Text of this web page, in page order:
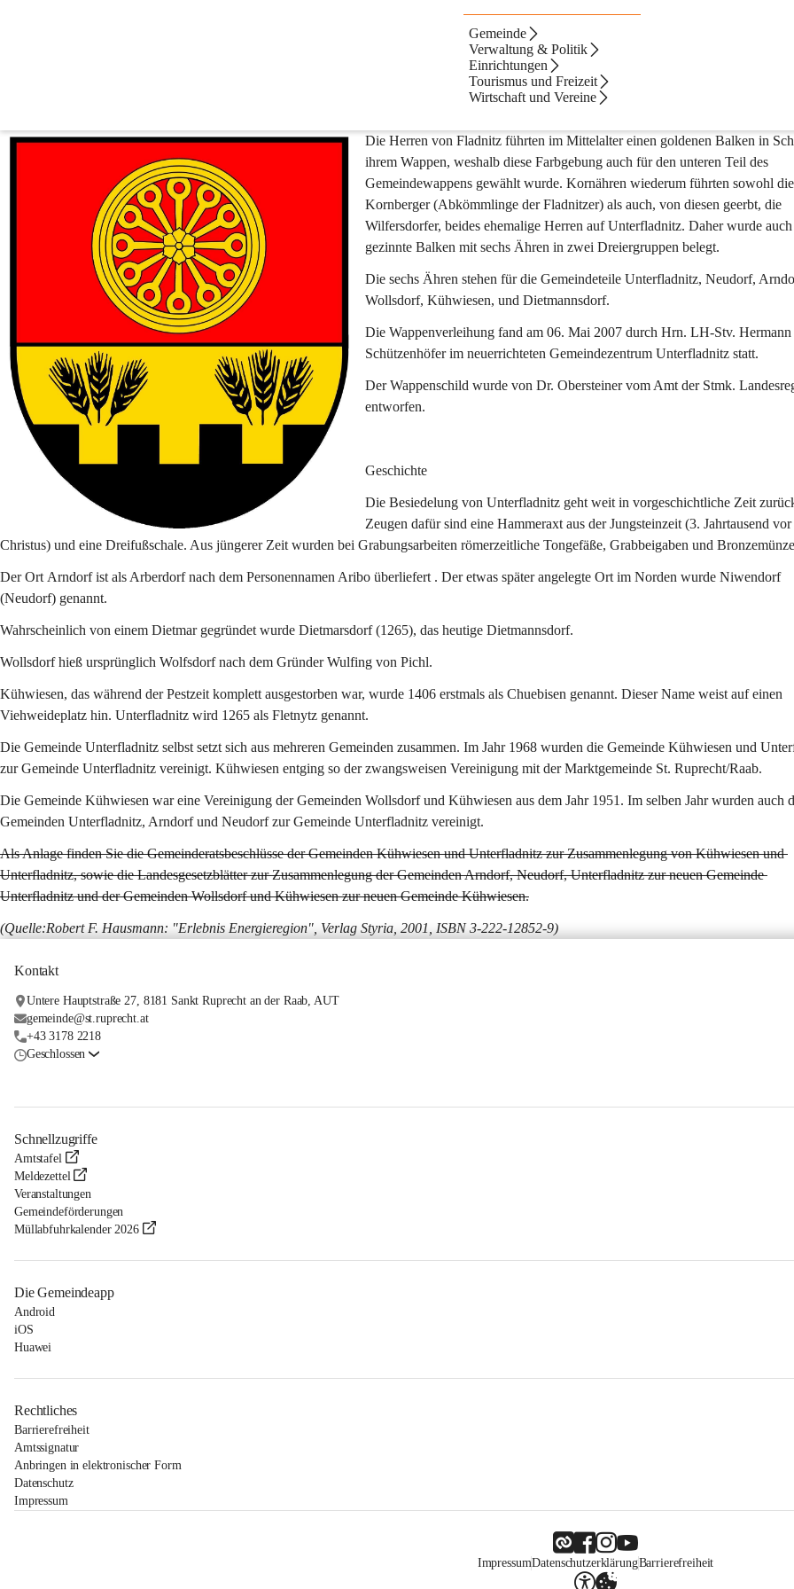
Gemeinde
Verwaltung & Politik
Einrichtungen
Tourismus und Freizeit
Wirtschaft und Vereine
Über schwarzem Schildfuß und einem erniedrigten goldenen, unten dreifach gezinnten und mit zwei schwarzen je dreiteiligen Ährengruppen
Balken in Rot ein goldenes Rundfenster in Form einer Rosette aus zwölf ringförmig durchbrochen auslaufenden Strahlen, das Kreiszentrum
Die Herren von Fladnitz führten im Mittelalter einen goldenen Balken in
ihrem Wappen, weshalb diese Farbgebung auch für den unteren Teil des
Gemeindewappens gewählt wurde. Kornähren wiederum führten sowohl
Kornberger (Abkömmlinge der Fladnitzer) als auch, von diesen geerbt, die
Wilfersdorfer, beides ehemalige Herren auf Unterfladnitz. Daher wurde
gezinnte Balken mit sechs Ähren in zwei Dreiergruppen belegt.
Die sechs Ähren stehen für die Gemeindeteile Unterfladnitz, Neudorf,
Wollsdorf, Kühwiesen, und Dietmannsdorf.
Die Wappenverleihung fand am 06. Mai 2007 durch Hrn. LH-Stv. Hermann
Schützenhöfer im neuerrichteten Gemeindezentrum Unterfladnitz statt.
Der Wappenschild wurde von Dr. Obersteiner vom Amt der Stmk.
entworfen.
Geschichte
Die Besiedelung von Unterfladnitz geht weit in vorgeschichtliche Zeit
Zeugen dafür sind eine Hammeraxt aus der Jungsteinzeit (3. Jahrtausend vor
Christus) und eine Dreifußschale. Aus jüngerer Zeit wurden bei Grabungsarbeiten römerzeitliche Tongefäße, Grabbeigaben und
Der Ort Arndorf ist als Arberdorf nach dem Personennamen Aribo überliefert . Der etwas später angelegte Ort im Norden wurde Niwendorf
(Neudorf) genannt.
Wahrscheinlich von einem Dietmar gegründet wurde Dietmarsdorf (1265), das heutige Dietmannsdorf.
Wollsdorf hieß ursprünglich Wolfsdorf nach dem Gründer Wulfing von Pichl.
Kühwiesen, das während der Pestzeit komplett ausgestorben war, wurde 1406 erstmals als Chuebisen genannt. Dieser Name weist auf einen
Viehweideplatz hin. Unterfladnitz wird 1265 als Fletnytz genannt.
Die Gemeinde Unterfladnitz selbst setzt sich aus mehreren Gemeinden zusammen. Im Jahr 1968 wurden die Gemeinde Kühwiesen und
zur Gemeinde Unterfladnitz vereinigt. Kühwiesen entging so der zwangsweisen Vereinigung mit der Marktgemeinde St. Ruprecht/Raab.
Die Gemeinde Kühwiesen war eine Vereinigung der Gemeinden Wollsdorf und Kühwiesen aus dem Jahr 1951. Im selben Jahr wurden auch
Gemeinden Unterfladnitz, Arndorf und Neudorf zur Gemeinde Unterfladnitz vereinigt.
Als Anlage finden Sie die Gemeinderatsbeschlüsse der Gemeinden Kühwiesen und Unterfladnitz zur Zusammenlegung von Kühwiesen und
Unterfladnitz, sowie die Landesgesetzblätter zur Zusammenlegung der Gemeinden Arndorf, Neudorf, Unterfladnitz zur neuen Gemeinde
Unterfladnitz und der Gemeinden Wollsdorf und Kühwiesen zur neuen Gemeinde Kühwiesen.
(Quelle:Robert F. Hausmann: "Erlebnis Energieregion", Verlag Styria, 2001, ISBN 3-222-12852-9)
Kontakt
Untere Hauptstraße 27, 8181 Sankt Ruprecht an der Raab, AUT
gemeinde@st.ruprecht.at
+43 3178 2218
Geschlossen
Schnellzugriffe
Amtstafel
Meldezettel
Veranstaltungen
Gemeindeförderungen
Müllabfuhrkalender 2026
Die Gemeindeapp
Android
iOS
Huawei
Rechtliches
Barrierefreiheit
Amtssignatur
Anbringen in elektronischer Form
Datenschutz
Impressum
ImpressumDatenschutzerklärungBarrierefreiheit